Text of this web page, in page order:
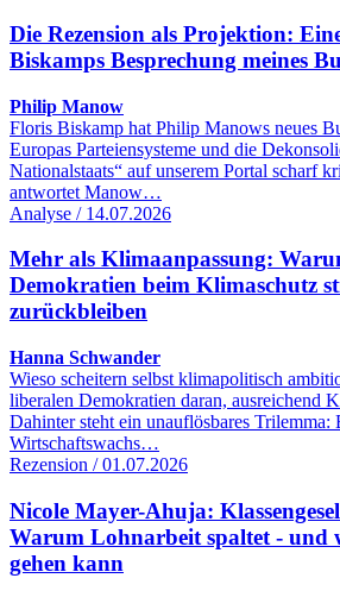
Die Rezension als Projektion:
Biskamps Besprechung meines
Philip Manow
Floris Biskamp hat Philip Manows neues
Europas Parteiensysteme und die
Nationalstaats“ auf unserem Portal scharf
antwortet Manow…
Analyse / 14.07.2026
Mehr als Klimaanpassung:
Demokratien beim Klimaschutz
zurückbleiben
Hanna Schwander
Wieso scheitern selbst klimapolitisch
liberalen Demokratien daran, ausreichend
Dahinter steht ein unauflösbares Trilemma:
Wirtschaftswachs…
Rezension / 01.07.2026
Nicole Mayer-Ahuja:
Warum Lohnarbeit spaltet - und
gehen kann